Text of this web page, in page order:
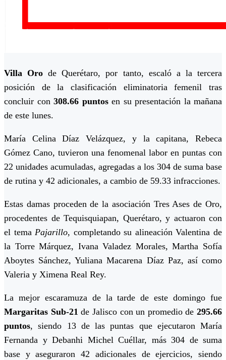
Villa Oro de Querétaro, por tanto, escaló a la tercera
posición de la clasificación eliminatoria femenil tras
concluir con 308.66 puntosen su presentación la mañana
de este lunes.
María Celina Díaz Velázquez, y la capitana, Rebeca
Gómez Cano, tuvieron una fenomenal labor en puntas con
22 unidades acumuladas, agregadas a los 304 de suma base
de rutina y 42 adicionales, a cambio de 59.33 infracciones.
Estas damas proceden de la asociación Tres Ases de Oro,
procedentes de Tequisquiapan, Querétaro, y actuaron con
el temaPajarillo, completando su alineación Valentina de
la Torre Márquez, Ivana Valadez Morales, Martha Sofía
Aboytes Sánchez, Yuliana Macarena Díaz Paz, así como
Valeria y Ximena Real Rey.
La mejor escaramuza de la tarde de este domingo fue
Margaritas Sub-21 de Jalisco con un promedio de 295.66
puntos, siendo 13 de las puntas que ejecutaron María
Fernanda y Debanhi Michel Cuéllar, más 304 de suma
base y aseguraron 42 adicionales de ejercicios, siendo